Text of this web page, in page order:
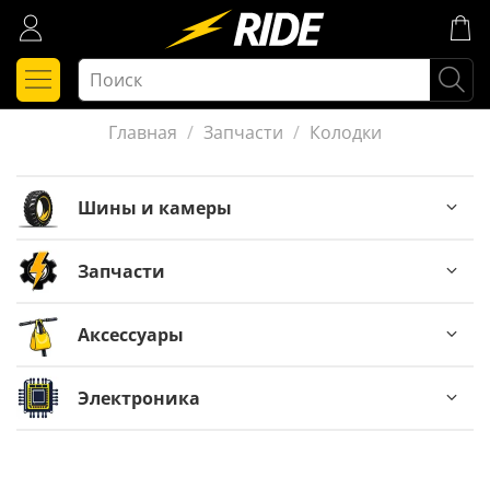
Главная Запчасти Колодки
Шины и камеры
Запчасти
Аксессуары
Электроника